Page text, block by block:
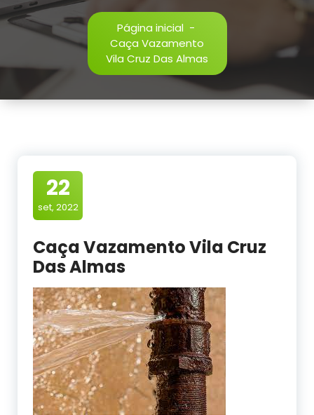
Página inicial -
Caça Vazamento
Vila Cruz Das Almas
22
set, 2022
Caça Vazamento Vila Cruz
Das Almas